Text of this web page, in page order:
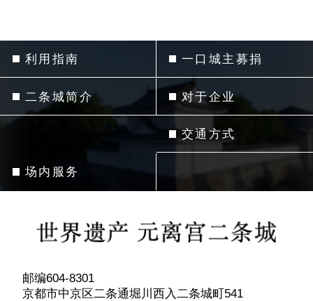
利用指南
二条城简介
场内服务
一口城主募捐
对于企业
交通方式
邮编604-8301
京都市中京区二条通堀川西入二条城町541